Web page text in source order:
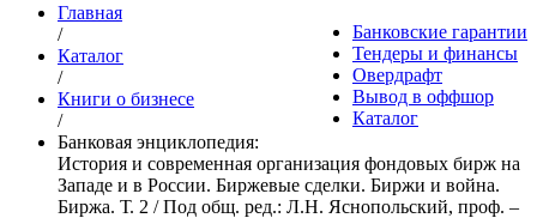
Банковские гарантии
Тендеры и финансы
Овердрафт
Вывод в оффшор
Каталог
Главная
/
Каталог
/
Книги о бизнесе
/
Банковая энциклопедия:
История и современная организация фондовых бирж на
Западе и в России. Биржевые сделки. Биржи и война.
Биржа. Т. 2 / Под общ. ред.: Л.Н. Яснопольский, проф. –